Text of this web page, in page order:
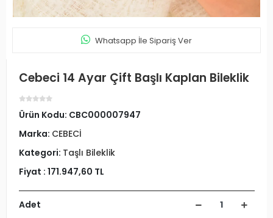
Whatsapp İle Sipariş Ver
Cebeci 14 Ayar Çift Başlı Kaplan Bileklik
Ürün Kodu: CBC000007947
Marka: CEBECİ
Kategori: Taşlı Bileklik
Fiyat : 171.947,60 TL
Adet